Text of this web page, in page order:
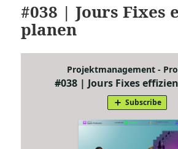
#038 | Jours Fixes
planen